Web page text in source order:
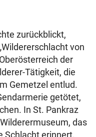
zurückblickt,
von
der
Tätigkeit, die
Gemetzel entlud.
getötet,
In St. Pankraz
das
Schlacht erinnert.